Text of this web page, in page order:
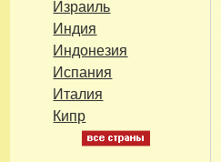
Израиль
Индия
Индонезия
Испания
Италия
Кипр